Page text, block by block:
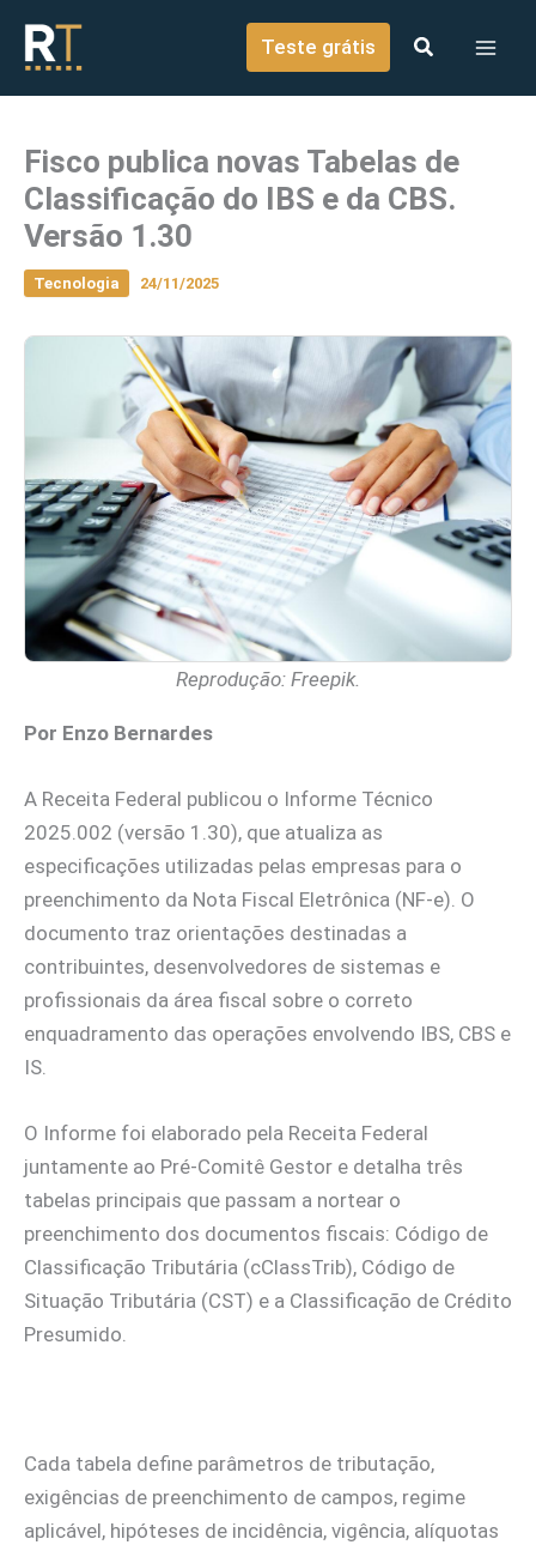
conteúdo
Teste grátis
Fisco publica novas Tabelas de
Classificação do IBS e da CBS.
Versão 1.30
Tecnologia 24/11/2025
Reprodução: Freepik.
Por Enzo Bernardes
A Receita Federal publicou o Informe Técnico
2025.002 (versão 1.30), que atualiza as
especificações utilizadas pelas empresas para o
preenchimento da Nota Fiscal Eletrônica (NF-e). O
documento traz orientações destinadas a
contribuintes, desenvolvedores de sistemas e
profissionais da área fiscal sobre o correto
enquadramento das operações envolvendo IBS, CBS e
IS.
O Informe foi elaborado pela Receita Federal
juntamente ao Pré-Comitê Gestor e detalha três
tabelas principais que passam a nortear o
preenchimento dos documentos fiscais: Código de
Classificação Tributária (cClassTrib), Código de
Situação Tributária (CST) e a Classificação de Crédito
Presumido.
Cada tabela define parâmetros de tributação,
exigências de preenchimento de campos, regime
aplicável, hipóteses de incidência, vigência, alíquotas